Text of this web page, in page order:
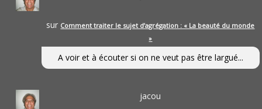
sur Comment traiter le sujet d’agrégation : « La beauté du monde
»
A voir et à écouter si on ne veut pas être largué...
jacou